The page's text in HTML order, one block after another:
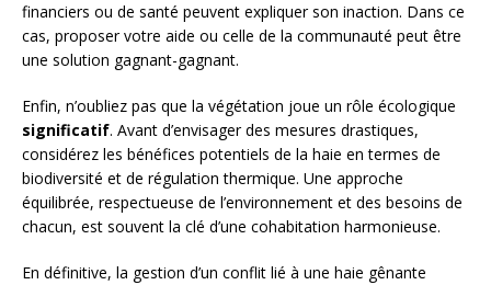
financiers ou de santé peuvent expliquer son inaction. Dans ce
cas, proposer votre aide ou celle de la communauté peut être
une solution gagnant-gagnant.
Enfin, n’oubliez pas que la végétation joue un rôle écologique
significatif. Avant d’envisager des mesures drastiques,
considérez les bénéfices potentiels de la haie en termes de
biodiversité et de régulation thermique. Une approche
équilibrée, respectueuse de l’environnement et des besoins de
chacun, est souvent la clé d’une cohabitation harmonieuse.
En définitive, la gestion d’un conflit lié à une haie gênante